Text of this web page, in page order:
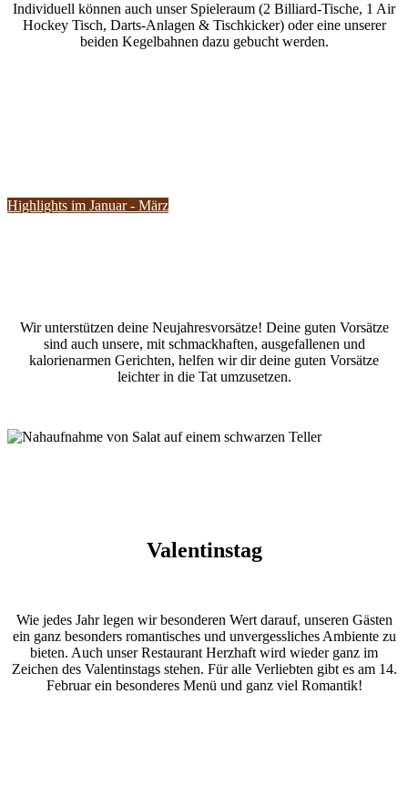
Individuell können auch unser Spieleraum (2 Billiard-Tische, 1 Air
Hockey Tisch, Darts-Anlagen & Tischkicker) oder eine unserer
beiden Kegelbahnen dazu gebucht werden.
Highlights im Januar - März
Wir unterstützen deine Neujahresvorsätze! Deine guten Vorsätze
sind auch unsere, mit schmackhaften, ausgefallenen und
kalorienarmen Gerichten, helfen wir dir deine guten Vorsätze
leichter in die Tat umzusetzen.
Valentinstag
Wie jedes Jahr legen wir besonderen Wert darauf, unseren Gästen
ein ganz besonders romantisches und unvergessliches Ambiente zu
bieten. Auch unser Restaurant Herzhaft wird wieder ganz im
Zeichen des Valentinstags stehen. Für alle Verliebten gibt es am 14.
Februar ein besonderes Menü und ganz viel Romantik!